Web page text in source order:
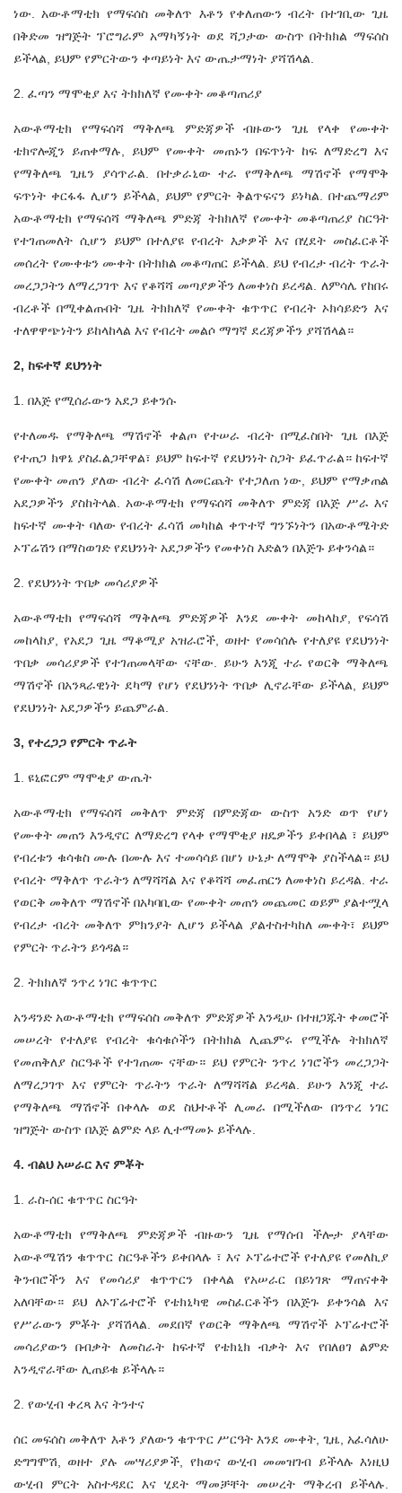
ነው. አውቶማቲክ የማፍሰስ መቅለጥ እቶን የቀለጠውን ብረት በተገቢው ጊዜ
በቅድመ ዝግጅት ፕሮግራም አማካኝነት ወደ ሻጋታው ውስጥ በትክክል ማፍሰስ
ይችላል, ይህም የምርትውን ቀጣይነት እና ውጤታማነት ያሻሽላል.
2. ፈጣን ማሞቂያ እና ትክክለኛ የሙቀት መቆጣጠሪያ
አውቶማቲክ የማፍሰሻ ማቅለጫ ምድጃዎች ብዙውን ጊዜ የላቀ የሙቀት
ቴክኖሎጂን ይጠቀማሉ, ይህም የሙቀት መጠኑን በፍጥነት ከፍ ለማድረግ እና
የማቅለጫ ጊዜን ያሳጥራል. በተቃራኒው ተራ የማቅለጫ ማሽኖች የማሞቅ
ፍጥነት ቀርፋፋ ሊሆን ይችላል, ይህም የምርት ቅልጥፍናን ይነካል. በተጨማሪም
አውቶማቲክ የማፍሰሻ ማቅለጫ ምድጃ ትክክለኛ የሙቀት መቆጣጠሪያ ስርዓት
የተገጠመለት ሲሆን ይህም በተለያዩ የብረት እቃዎች እና በሂደት መስፈርቶች
መሰረት የሙቀቱን ሙቀት በትክክል መቆጣጠር ይችላል. ይህ የብረታ ብረት ጥራት
መረጋጋትን ለማረጋገጥ እና የቆሻሻ መጣያዎችን ለመቀነስ ይረዳል. ለምሳሌ የከበሩ
ብረቶች በሚቀልጡበት ጊዜ ትክክለኛ የሙቀት ቁጥጥር የብረት ኦክሳይድን እና
ተለዋዋጭነትን ይከላከላል እና የብረት መልሶ ማግኛ ደረጃዎችን ያሻሽላል።
2, ከፍተኛ ደህንነት
1. በእጅ የሚሰራውን አደጋ ይቀንሱ
የተለመዱ የማቅለጫ ማሽኖች ቀልጦ የተሠራ ብረት በሚፈስበት ጊዜ በእጅ
የተጠጋ ክዋኔ ያስፈልጋቸዋል፣ ይህም ከፍተኛ የደህንነት ስጋት ይፈጥራል። ከፍተኛ
የሙቀት መጠን ያለው ብረት ፈሳሽ ለመርጨት የተጋለጠ ነው, ይህም የማቃጠል
አደጋዎችን ያስከትላል. አውቶማቲክ የማፍሰሻ መቅለጥ ምድጃ በእጅ ሥራ እና
ከፍተኛ ሙቀት ባለው የብረት ፈሳሽ መካከል ቀጥተኛ ግንኙነትን በአውቶሜትድ
ኦፕሬሽን በማስወገድ የደህንነት አደጋዎችን የመቀነስ እድልን በእጅጉ ይቀንሳል።
2. የደህንነት ጥበቃ መሳሪያዎች
አውቶማቲክ የማፍሰሻ ማቅለጫ ምድጃዎች እንደ ሙቀት መከላከያ, የፍሳሽ
መከላከያ, የአደጋ ጊዜ ማቆሚያ አዝራሮች, ወዘተ የመሳሰሉ የተለያዩ የደህንነት
ጥበቃ መሳሪያዎች የተገጠመላቸው ናቸው. ይሁን እንጂ ተራ የወርቅ ማቅለጫ
ማሽኖች በአንጻራዊነት ደካማ የሆነ የደህንነት ጥበቃ ሊኖራቸው ይችላል, ይህም
የደህንነት አደጋዎችን ይጨምራል.
3, የተረጋጋ የምርት ጥራት
1. ዩኒፎርም ማሞቂያ ውጤት
አውቶማቲክ የማፍሰሻ መቅለጥ ምድጃ በምድጃው ውስጥ አንድ ወጥ የሆነ
የሙቀት መጠን እንዲኖር ለማድረግ የላቀ የማሞቂያ ዘዴዎችን ይቀበላል ፣ ይህም
የብረቱን ቁሳቁስ ሙሉ በሙሉ እና ተመሳሳይ በሆነ ሁኔታ ለማሞቅ ያስችላል። ይህ
የብረት ማቅለጥ ጥራትን ለማሻሻል እና የቆሻሻ መፈጠርን ለመቀነስ ይረዳል. ተራ
የወርቅ መቅለጥ ማሽኖች በአካባቢው የሙቀት መጠን መጨመር ወይም ያልተሟላ
የብረታ ብረት መቅለጥ ምክንያት ሊሆን ይችላል ያልተስተካከለ ሙቀት፣ ይህም
የምርት ጥራትን ይጎዳል።
2. ትክክለኛ ንጥረ ነገር ቁጥጥር
አንዳንድ አውቶማቲክ የማፍሰስ መቅለጥ ምድጃዎች እንዲሁ በተዘጋጁት ቀመሮች
መሠረት የተለያዩ የብረት ቁሳቁሶችን በትክክል ሊጨምሩ የሚችሉ ትክክለኛ
የመጠቅለያ ስርዓቶች የተገጠሙ ናቸው። ይህ የምርት ንጥረ ነገሮችን መረጋጋት
ለማረጋገጥ እና የምርት ጥራትን ጥራት ለማሻሻል ይረዳል. ይሁን እንጂ ተራ
የማቅለጫ ማሽኖች በቀላሉ ወደ ስህተቶች ሊመራ በሚችለው በንጥረ ነገር
ዝግጅት ውስጥ በእጅ ልምድ ላይ ሊተማመኑ ይችላሉ.
4. ብልህ አሠራር እና ምቾት
1. ራስ-ሰር ቁጥጥር ስርዓት
አውቶማቲክ የማቅለጫ ምድጃዎች ብዙውን ጊዜ የማሰብ ችሎታ ያላቸው
አውቶሜሽን ቁጥጥር ስርዓቶችን ይቀበላሉ ፣ እና ኦፕሬተሮች የተለያዩ የመለኪያ
ቅንብሮችን እና የመሳሪያ ቁጥጥርን በቀላል የአሠራር በይነገጽ ማጠናቀቅ
አለባቸው። ይህ ለኦፕሬተሮች የቴክኒካዊ መስፈርቶችን በእጅጉ ይቀንሳል እና
የሥራውን ምቾት ያሻሽላል. መደበኛ የወርቅ ማቅለጫ ማሽኖች ኦፕሬተሮች
መሳሪያውን በብቃት ለመስራት ከፍተኛ የቴክኒክ ብቃት እና የበለፀገ ልምድ
እንዲኖራቸው ሊጠይቁ ይችላሉ።
2. የውሂብ ቀረጻ እና ትንተና
ሰር መፍሰስ መቅለጥ እቶን ያለውን ቁጥጥር ሥርዓት እንደ ሙቀት, ጊዜ, አፈሳለሁ
ድግግሞሽ, ወዘተ ያሉ መሣሪያዎች, የክወና ውሂብ መመዝገብ ይችላሉ እነዚህ
ውሂብ ምርት አስተዳደር እና ሂደት ማመቻቸት መሠረት ማቅረብ ይችላሉ.